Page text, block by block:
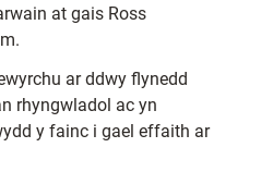
at gais Ross
ar ddwy flynedd
rhyngwladol ac yn
y fainc i gael effaith ar